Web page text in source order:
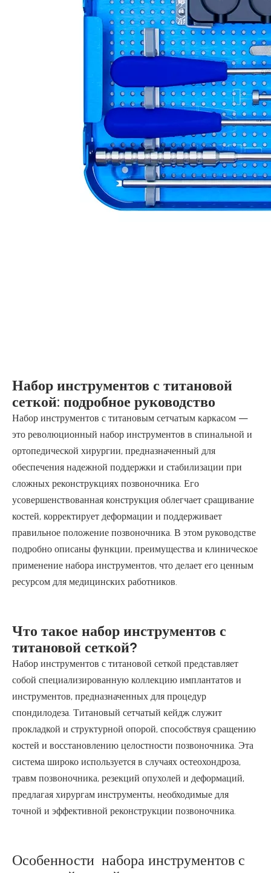
Набор инструментов с титановой
сеткой: подробное руководство
Набор инструментов с титановым сетчатым каркасом —
это революционный набор инструментов в спинальной и
ортопедической хирургии, предназначенный для
обеспечения надежной поддержки и стабилизации при
сложных реконструкциях позвоночника. Его
усовершенствованная конструкция облегчает сращивание
костей, корректирует деформации и поддерживает
правильное положение позвоночника. В этом руководстве
подробно описаны функции, преимущества и клиническое
применение набора инструментов, что делает его ценным
ресурсом для медицинских работников.
Что такое набор инструментов с
титановой сеткой?
Набор инструментов с титановой сеткой представляет
собой специализированную коллекцию имплантатов и
инструментов, предназначенных для процедур
спондилодеза. Титановый сетчатый кейдж служит
прокладкой и структурной опорой, способствуя сращению
костей и восстановлению целостности позвоночника. Эта
система широко используется в случаях остеохондроза,
травм позвоночника, резекций опухолей и деформаций,
предлагая хирургам инструменты, необходимые для
точной и эффективной реконструкции позвоночника.
Особенности набора инструментов с